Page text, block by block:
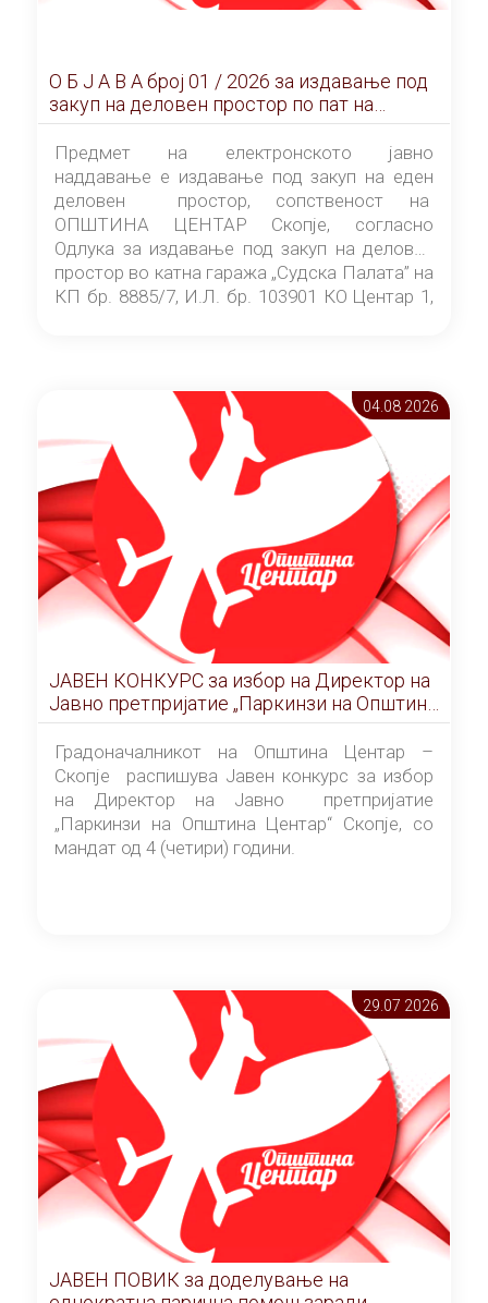
О Б Ј А В А брoj 01 / 2026 за издавање под
закуп на деловен простор по пат на
ЕЛЕКТРОНСКО ЈАВНО НАДДАВАЊЕ
Предмет на електронското јавно
наддавање е издавање под закуп на еден
деловен простор, сопственост на
ОПШТИНА ЦЕНТАР Скопје, согласно
Одлука за издавање под закуп на деловен
простор во катна гаража „Судска Палата” на
КП бр. 8885/7, И.Л. бр. 103901 КО Центар 1,
Скопје” број 9/2026), за времетраење од 3
(три) години од денот на потпишувањето на
Договорот за закуп со најповолниот
понудувач.
04.08 2026
ЈАВЕН КОНКУРС за избор на Директор на
Јавно претпријатие „Паркинзи на Општина
Центар“ – Скопје
Градоначалникот на Општина Центар –
Скопје распишува Јавен конкурс за избор
на Директор на Јавно претпријатие
„Паркинзи на Општина Центар“ Скопје, со
мандат од 4 (четири) години.
29.07 2026
ЈАВЕН ПОВИК за доделување на